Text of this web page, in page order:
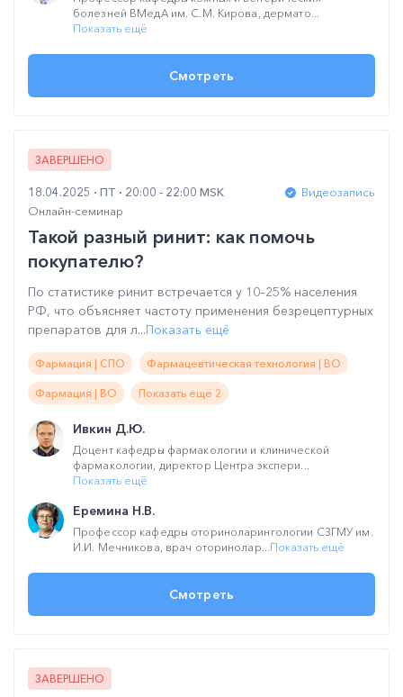
болезней ВМедА им. С.М. Кирова, дермато...
Показать ещё
Смотреть
ЗАВЕРШЕНО
18.04.2025 ПТ 20:00 - 22:00 MSK
Видеозапись
Онлайн-семинар
Такой разный ринит: как помочь
покупателю?
По статистике ринит встречается у 10–25% населения
РФ, что объясняет частоту применения безрецептурных
препаратов для л...Показать ещё
Фармация | СПО Фармацевтическая технология | ВО
Фармация | ВО Показать ещё 2
Ивкин Д.Ю.
Доцент кафедры фармакологии и клинической
фармакологии, директор Центра экспери...
Показать ещё
Еремина Н.В.
Профессор кафедры оториноларингологии СЗГМУ им.
И.И. Мечникова, врач оторинолар...Показать ещё
Смотреть
ЗАВЕРШЕНО